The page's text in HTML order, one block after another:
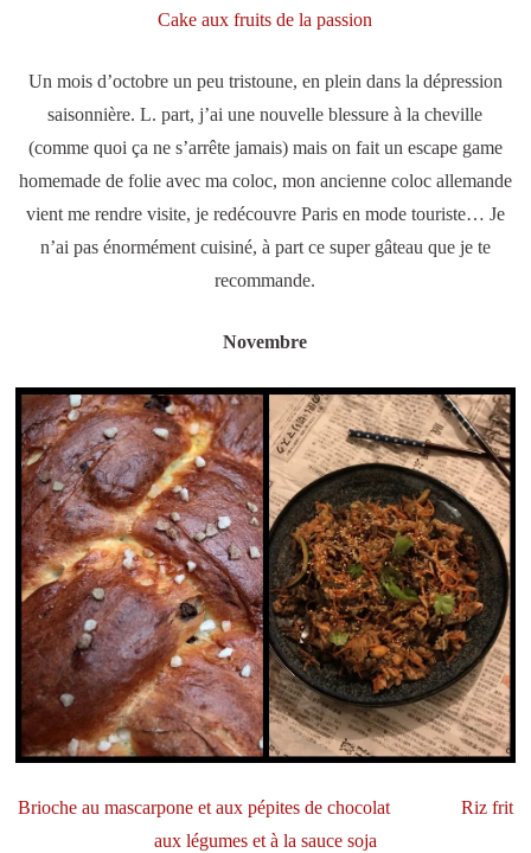
Cake aux fruits de la passion
Un mois d’octobre un peu tristoune, en plein dans la dépression
saisonnière. L. part, j’ai une nouvelle blessure à la cheville
(comme quoi ça ne s’arrête jamais) mais on fait un escape game
homemade de folie avec ma coloc, mon ancienne coloc allemande
vient me rendre visite, je redécouvre Paris en mode touriste… Je
n’ai pas énormément cuisiné, à part ce super gâteau que je te
recommande.
Novembre
Brioche au mascarpone et aux pépites de chocolat
Riz frit
aux légumes et à la sauce soja